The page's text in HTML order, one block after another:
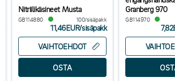
Nitriilikäsineet Musta
GB114880 100/sisäpakk
11,46EUR/sisäpakk
VAIHTOEHDOT
Granberg 970
GB114970